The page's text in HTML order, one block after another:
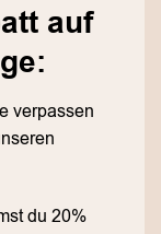
auf
verpassen
du 20%